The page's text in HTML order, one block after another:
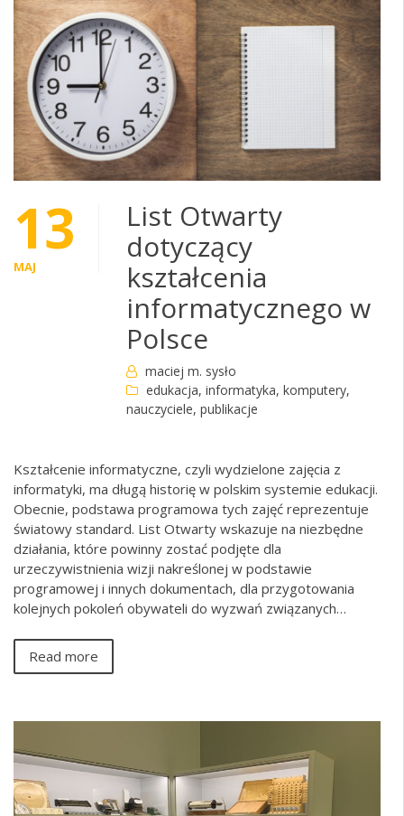
13
MAJ
List Otwarty
dotyczący
kształcenia
informatycznego w
Polsce
maciej m. sysło
edukacja, informatyka, komputery,
nauczyciele, publikacje
Kształcenie informatyczne, czyli wydzielone zajęcia z
informatyki, ma długą historię w polskim systemie edukacji.
Obecnie, podstawa programowa tych zajęć reprezentuje
światowy standard. List Otwarty wskazuje na niezbędne
działania, które powinny zostać podjęte dla
urzeczywistnienia wizji nakreślonej w podstawie
programowej i innych dokumentach, dla przygotowania
kolejnych pokoleń obywateli do wyzwań związanych…
Read more